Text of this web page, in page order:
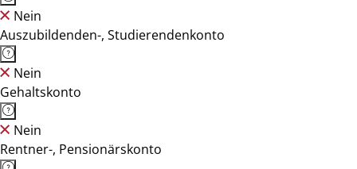
Nein
Auszubildenden-, Studierendenkonto
Nein
Gehaltskonto
Nein
Rentner-, Pensionärskonto